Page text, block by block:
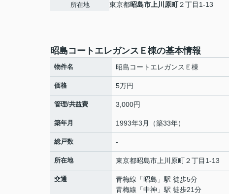
所在地 東京都昭島市 上川原町２丁目1-13
昭島コートエレガンスＥ棟の基本情報
物件名 昭島コートエレガンスＥ棟
価格 5万円
管理/共益費 3,000円
築年月 1993年3月（築33年）
総戸数 -
所在地 東京都昭島市 上川原町２丁目1-13
交通 青梅線 「昭島 」駅 徒歩5分
青梅線 「中神 」駅 徒歩21分